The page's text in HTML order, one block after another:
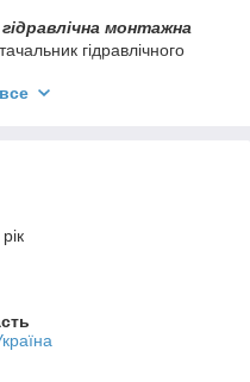
монтажна
гідравлічного
це елементи, які
гідророзподільників та
плита - це
діаметру, який
системи гідравліки. У
стандартів, що
якість та